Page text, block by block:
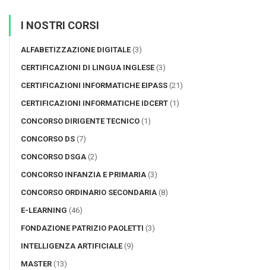
I NOSTRI CORSI
ALFABETIZZAZIONE DIGITALE (3)
CERTIFICAZIONI DI LINGUA INGLESE (3)
CERTIFICAZIONI INFORMATICHE EIPASS (21)
CERTIFICAZIONI INFORMATICHE IDCERT (1)
CONCORSO DIRIGENTE TECNICO (1)
CONCORSO DS (7)
CONCORSO DSGA (2)
CONCORSO INFANZIA E PRIMARIA (3)
CONCORSO ORDINARIO SECONDARIA (8)
E-LEARNING (46)
FONDAZIONE PATRIZIO PAOLETTI (3)
INTELLIGENZA ARTIFICIALE (9)
MASTER (13)